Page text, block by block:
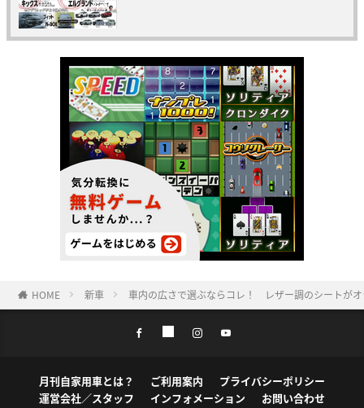
HOME 新車 車内の広さで選ぶならコレ！ レザー調のシートが
月刊自家用車とは？ ご利用案内
プライバシーポリシー
運営会社／スタッフ
インフォメーション お問い合わせ